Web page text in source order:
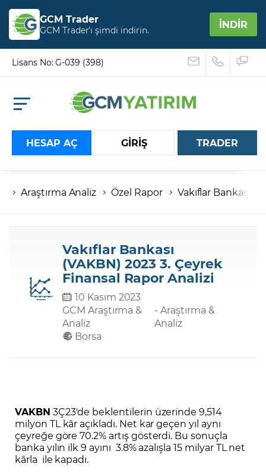
GCM Trader
GCM Trader’ı şimdi indirin. İNDİR
Lisans No: G-039 (398)
HESAP AÇ GİRİŞ
Hesap numaranız
Şifreniz
Şifremi Unuttum
TRADER
Araştırma Analiz Özel Rapor Vakıflar Bankası
Vakıflar Bankası
(VAKBN) 2023 3. Çeyrek
Finansal Rapor Analizi
10 Kasım 2023
GCM Araştırma &
Analiz
- Araştırma &
Analiz
Borsa
VAKBN 3Ç23'de beklentilerin üzerinde 9,514
milyon TL kâr açıkladı. Net kar geçen yıl aynı
çeyreğe göre 70.2% artış gösterdi. Bu sonuçla
banka yılın ilk 9 ayını 3.8% azalışla 15 milyar TL net
kârla ile kapadı.